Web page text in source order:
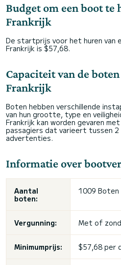
Budget om een boot te
Frankrijk
De startprijs voor het huren van
Frankrijk is $57,68.
Capaciteit van de
Frankrijk
Boten hebben verschillende
van hun grootte, type en
Frankrijk kan worden gevaren
passagiers dat varieert tussen 2
advertenties.
Informatie over
Aantal
boten:
1009 Boten
Vergunning: Met of
Minimumprijs: $57,68 per